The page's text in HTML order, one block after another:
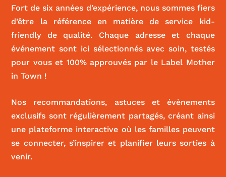
Fort de six années d’expérience, nous sommes fiers
d’être la référence en matière de service kid-
friendly de qualité. Chaque adresse et chaque
événement sont ici sélectionnés avec soin, testés
pour vous et 100% approuvés par le Label Mother
in Town !
Nos recommandations, astuces et évènements
exclusifs sont régulièrement partagés, créant ainsi
une plateforme interactive où les familles peuvent
se connecter, s’inspirer et planifier leurs sorties à
venir.